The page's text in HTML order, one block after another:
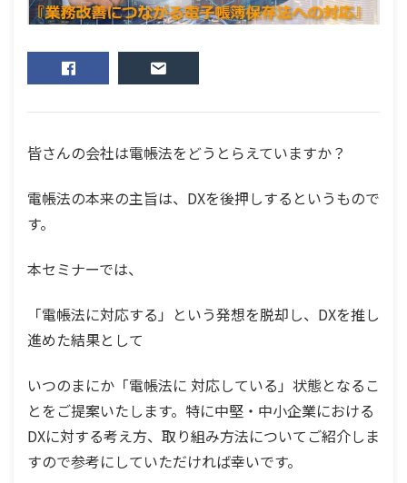
皆さんの会社は電帳法をどうとらえていますか？
電帳法の本来の主旨は、DXを後押しするというもので
す。
本セミナーでは、
「電帳法に対応する」という発想を脱却し、DXを推し
進めた結果として
いつのまにか「電帳法に 対応している」状態となるこ
とをご提案いたします。特に中堅・中小企業における
DXに対する考え方、取り組み方法についてご紹介しま
すので参考にしていただければ幸いです。